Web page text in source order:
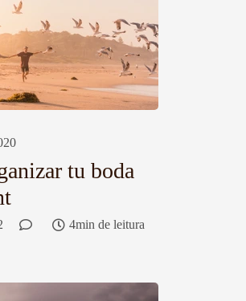
tu boda
4min de leitura